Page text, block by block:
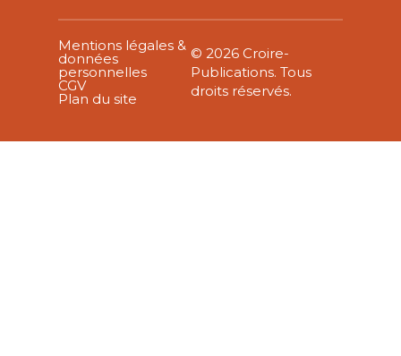
Mentions légales &
données
personnelles
CGV
Plan du site
© 2026 Croire-
Publications. Tous
droits réservés.